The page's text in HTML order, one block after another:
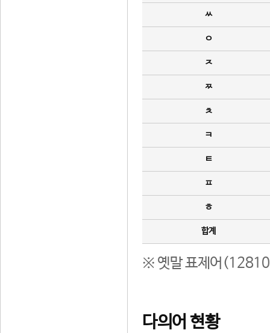
ㅆ
ㅇ
ㅈ
ㅉ
ㅊ
ㅋ
ㅌ
ㅍ
ㅎ
합계
※ 옛말 표제어(12810
다의어 현황